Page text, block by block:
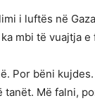
i luftës në
mbi të vuajtja e
Por bëni
Më falni,